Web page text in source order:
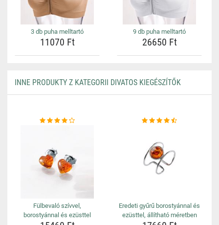
3 db puha melltartó
11070 Ft
9 db puha melltartó
26650 Ft
INNE PRODUKTY Z KATEGORII DIVATOS KIEGÉSZÍTŐK
Fülbevaló szívvel,
borostyánnal és ezüsttel
Eredeti gyűrű borostyánnal és
ezüsttel, állítható méretben